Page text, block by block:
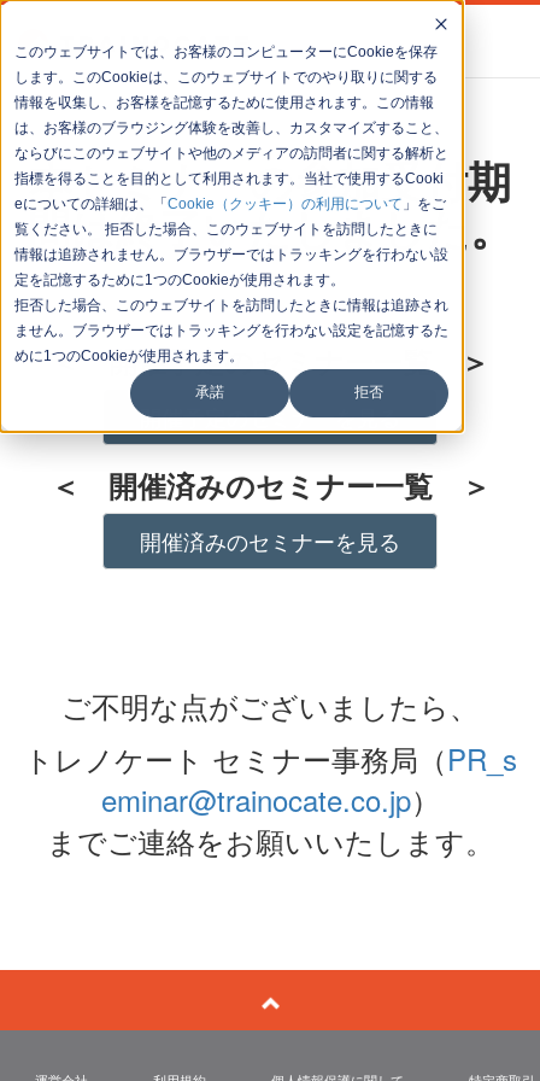
このウェブサイトでは、お客様のコンピューターにCookieを保存
します。このCookieは、このウェブサイトでのやり取りに関する
情報を収集し、お客様を記憶するために使用されます。この情報
は、お客様のブラウジング体験を改善し、カスタマイズすること、
ならびにこのウェブサイトや他のメディアの訪問者に関する解析と
指標を得ることを目的として利用されます。当社で使用するCooki
eについての詳細は、「 Cookie（クッキー）の利用について 」をご
覧ください。 拒否した場合、このウェブサイトを訪問したときに
情報は追跡されません。ブラウザーではトラッキングを行わない設
定を記憶するために1つのCookieが使用されます。
拒否した場合、このウェブサイトを訪問したときに情報は追跡され
ません。ブラウザーではトラッキングを行わない設定を記憶するた
めに1つのCookieが使用されます。
承諾 拒否
本セミナーの参加受付期
間は終了いたしました。
＜ 開催予定のセミナー一覧 ＞
開催予定のセミナーを見る
＜ 開催済みのセミナー一覧 ＞
開催済みのセミナーを見る
ご不明な点がございましたら、
トレノケート セミナー事務局（PR_s
eminar@trainocate.co.jp）
までご連絡をお願いいたします。